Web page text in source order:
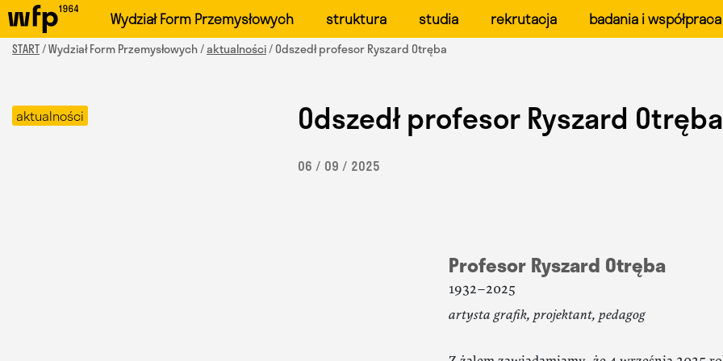
Oficjalna witryna Wydziału Form Przemysłowych
Wydział Form Przemysłowych struktura studia rekrutacja badania i współpraca
START/ Wydział Form Przemysłowych /aktualności/ Odszedł profesor Ryszard Otręba
aktualności Odszedł profesor Ryszard Otręba
06 / 09 / 2025
Profesor Ryszard Otręba
1932–2025
artysta grafik, projektant, pedagog